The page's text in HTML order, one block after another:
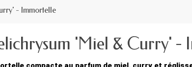
- Immortelle
'Miel & Curry' -